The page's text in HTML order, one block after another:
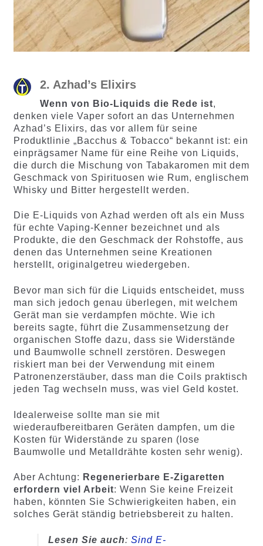
2. Azhad’s Elixirs
Wenn von Bio-Liquids die Rede ist,
denken viele Vaper sofort an das Unternehmen
Azhad’s Elixirs, das vor allem für seine
Produktlinie „Bacchus & Tobacco“ bekannt ist: ein
einprägsamer Name für eine Reihe von Liquids,
die durch die Mischung von Tabakaromen mit dem
Geschmack von Spirituosen wie Rum, englischem
Whisky und Bitter hergestellt werden.
Die E-Liquids von Azhad werden oft als ein Muss
für echte Vaping-Kenner bezeichnet und als
Produkte, die den Geschmack der Rohstoffe, aus
denen das Unternehmen seine Kreationen
herstellt, originalgetreu wiedergeben.
Bevor man sich für die Liquids entscheidet, muss
man sich jedoch genau überlegen, mit welchem
Gerät man sie verdampfen möchte. Wie ich
bereits sagte, führt die Zusammensetzung der
organischen Stoffe dazu, dass sie Widerstände
und Baumwolle schnell zerstören. Deswegen
riskiert man bei der Verwendung mit einem
Patronenzerstäuber, dass man die Coils praktisch
jeden Tag wechseln muss, was viel Geld kostet.
Idealerweise sollte man sie mit
wiederaufbereitbaren Geräten dampfen, um die
Kosten für Widerstände zu sparen (lose
Baumwolle und Metalldrähte kosten sehr wenig).
Aber Achtung: Regenerierbare E-Zigaretten
erfordern viel Arbeit: Wenn Sie keine Freizeit
haben, könnten Sie Schwierigkeiten haben, ein
solches Gerät ständig betriebsbereit zu halten.
Lesen Sie auch: Sind E-